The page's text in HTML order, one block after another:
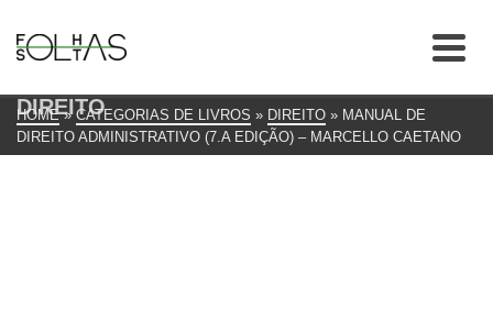
DIREITO
HOME » CATEGORIAS DE LIVROS » DIREITO » MANUAL DE
DIREITO ADMINISTRATIVO (7.A EDIÇÃO) – MARCELLO CAETANO